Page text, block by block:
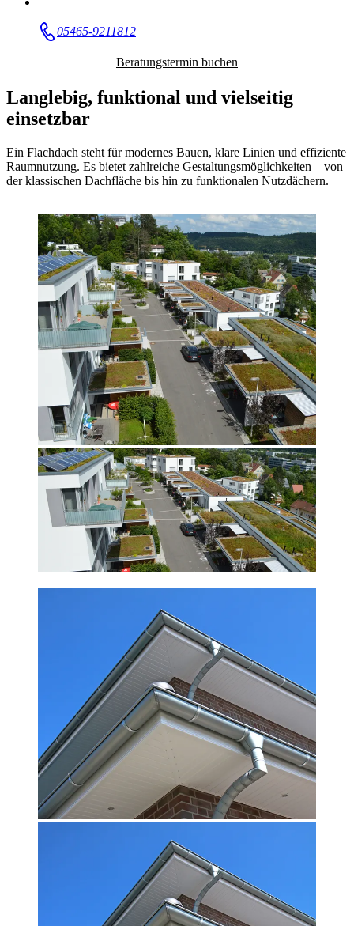
05465-9211812
Beratungstermin buchen
Langlebig, funktional und vielseitig
einsetzbar
Ein Flachdach steht für modernes Bauen, klare Linien und effiziente
Raumnutzung. Es bietet zahlreiche Gestaltungsmöglichkeiten – von
der klassischen Dachfläche bis hin zu funktionalen Nutzdächern.